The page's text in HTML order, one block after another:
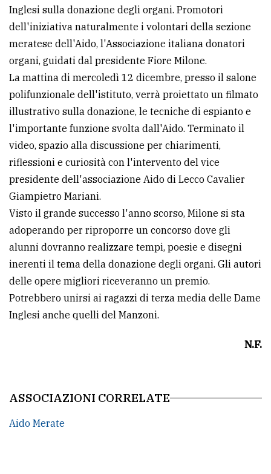
CERCA
Cerca
per
comune
Ricerca
avanzata
LE
ALTRE
TESTATE
PRIVACY
policy
Inglesi sulla donazione degli organi. Promotori
dell'iniziativa naturalmente i volontari della sezione
meratese dell'Aido, l'Associazione italiana donatori
organi, guidati dal presidente Fiore Milone.
La mattina di mercoledì 12 dicembre, presso il salone
polifunzionale dell'istituto, verrà proiettato un filmato
illustrativo sulla donazione, le tecniche di espianto e
l'importante funzione svolta dall'Aido. Terminato il
video, spazio alla discussione per chiarimenti,
riflessioni e curiosità con l'intervento del vice
presidente dell'associazione Aido di Lecco Cavalier
Giampietro Mariani.
Visto il grande successo l'anno scorso, Milone si sta
adoperando per riproporre un concorso dove gli
alunni dovranno realizzare tempi, poesie e disegni
inerenti il tema della donazione degli organi. Gli autori
delle opere migliori riceveranno un premio.
Potrebbero unirsi ai ragazzi di terza media delle Dame
Inglesi anche quelli del Manzoni.
N.F.
ASSOCIAZIONI CORRELATE
Aido Merate